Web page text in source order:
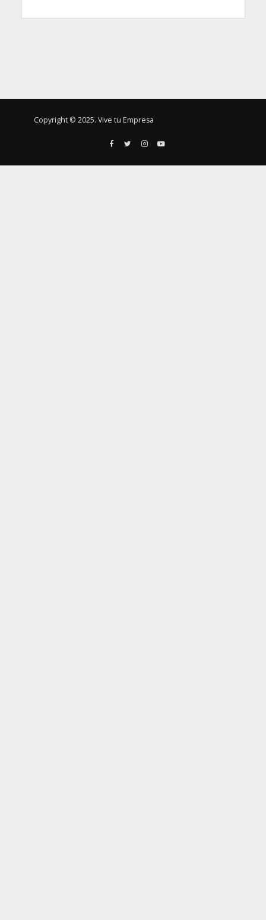
Copyright © 2025. Vive tu Empresa